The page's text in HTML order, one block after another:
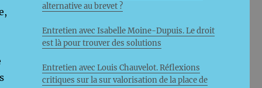
alternative au brevet ?
Entretien avec Isabelle Moine-Dupuis. Le droit
est là pour trouver des solutions
Entretien avec Louis Chauvelot. Réflexions
critiques sur la sur valorisation de la place de